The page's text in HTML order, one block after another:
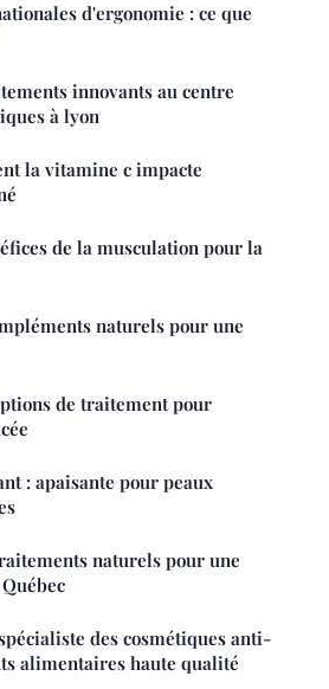
d'ergonomie : ce que
innovants au centre
à lyon
la vitamine c impacte
de la musculation pour la
naturels pour une
de traitement pour
: apaisante pour peaux
naturels pour une
des cosmétiques anti-
alimentaires haute qualité